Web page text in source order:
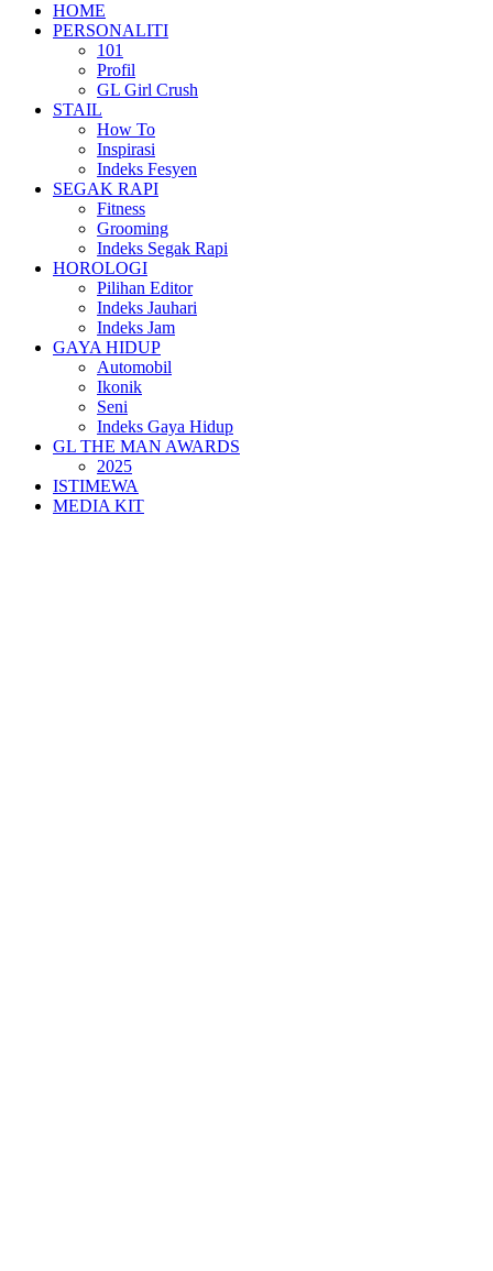
HOME
PERSONALITI
101
Profil
GL Girl Crush
STAIL
How To
Inspirasi
Indeks Fesyen
SEGAK RAPI
Fitness
Grooming
Indeks Segak Rapi
HOROLOGI
Pilihan Editor
Indeks Jauhari
Indeks Jam
GAYA HIDUP
Automobil
Ikonik
Seni
Indeks Gaya Hidup
GL THE MAN AWARDS
2025
ISTIMEWA
MEDIA KIT